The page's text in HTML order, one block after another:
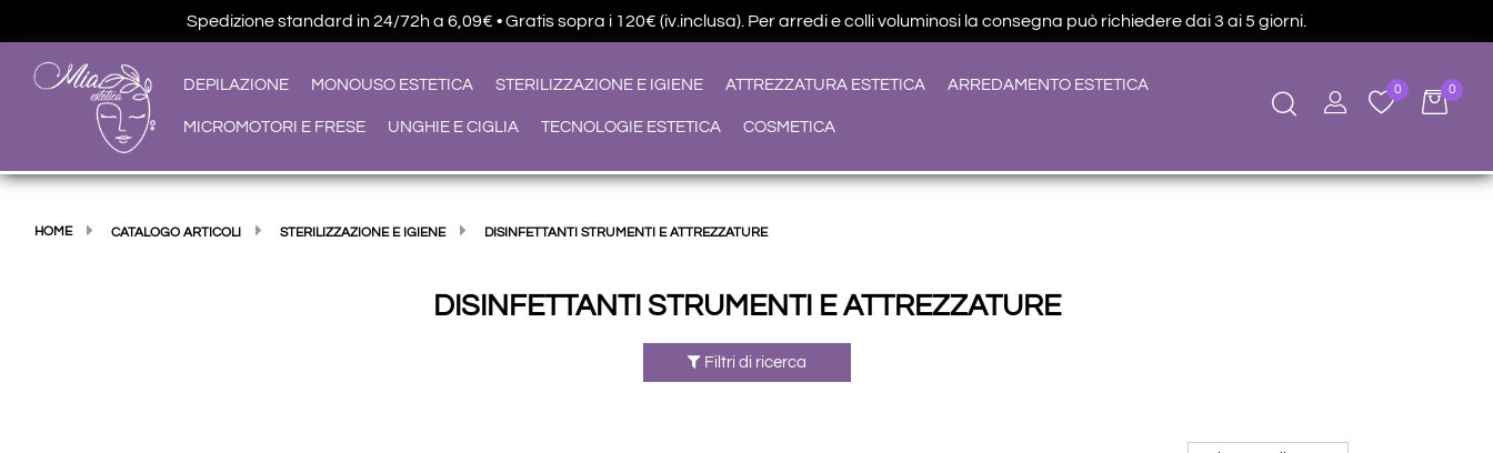
Spedizione standard in 24/72h a 6,09€ • Gratis sopra i 120€ (iv.inclusa). Per arredi e colli voluminosi la consegna può richiedere dai 3 ai 5 giorni.
DEPILAZIONE MONOUSO ESTETICA STERILIZZAZIONE E IGIENE ATTREZZATURA ESTETICA ARREDAMENTO ESTETICA
MICROMOTORI E FRESE UNGHIE E CIGLIA TECNOLOGIE ESTETICA COSMETICA
0 0
HOME CATALOGO ARTICOLI STERILIZZAZIONE E IGIENE DISINFETTANTI STRUMENTI E ATTREZZATURE
DISINFETTANTI STRUMENTI E ATTREZZATURE
Filtri di ricerca